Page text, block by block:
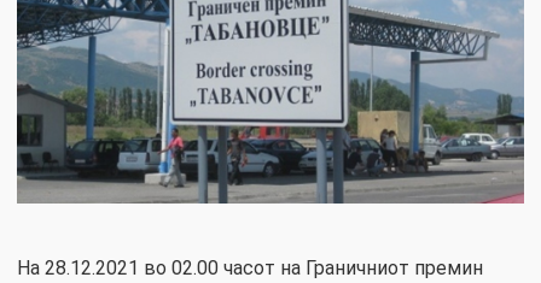
На 28.12.2021 во 02.00 часот на Граничниот премин